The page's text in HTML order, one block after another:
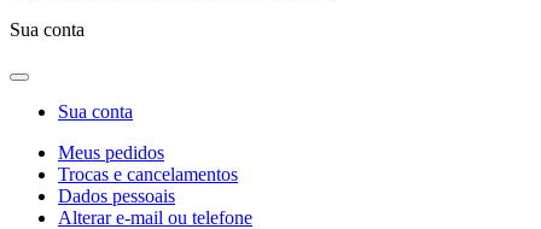
Sua conta
Sua conta
Meus pedidos
Trocas e cancelamentos
Dados pessoais
Alterar e-mail ou telefone